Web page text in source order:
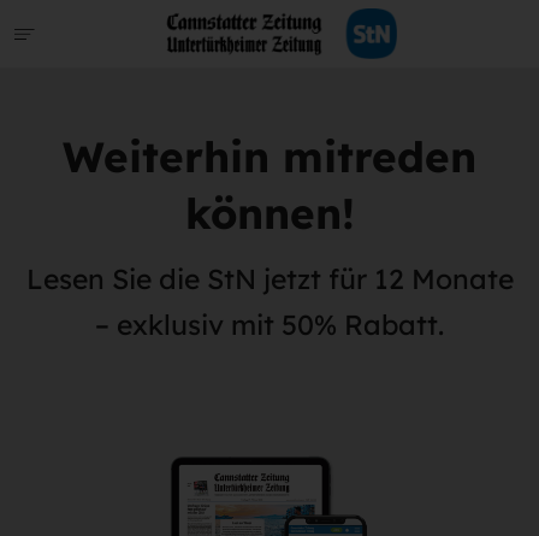
Weiterhin mitreden
können!
Lesen Sie die StN jetzt für 12 Monate
– exklusiv mit 50% Rabatt.